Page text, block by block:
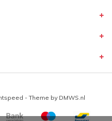
- Theme by DMWS.nl